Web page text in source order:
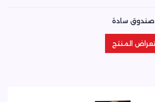
سادة
المنتج
المنتج